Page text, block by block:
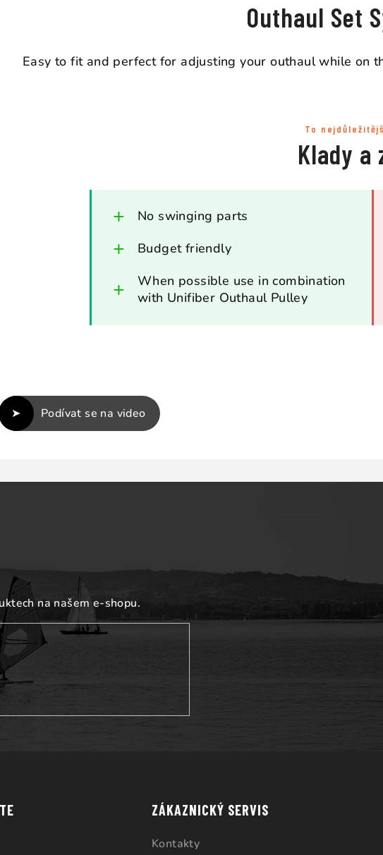
Outhaul Set
Easy to fit and perfect for adjusting your outhaul while on
To
Klady a
No swinging parts
Budget friendly
When possible use in combination
with Unifiber Outhaul Pulley
Podívat se na video
na našem e-shopu.
ZÁKAZNICKÝ SERVIS
Kontakty